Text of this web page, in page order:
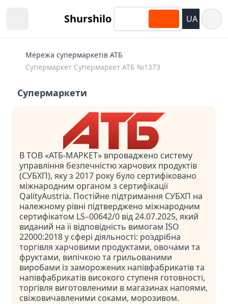
Shurshilo UA
Мережа супермаркетів АТБ
Супермаркет Супермаркет АТБ №1373
Супермаркети
В ТОВ «АТБ-МАРКЕТ» впроваджено систему
управління безпечністю харчових продуктів
(СУБХП), яку з 2017 року було сертифіковано
міжнародним органом з сертифікації
QalityAustria. Постійне підтримання СУБХП на
належному рівні підтверджено міжнародним
сертифікатом LS–00642/0 від 24.07.2025, який
виданий на її відповідність вимогам ISO
22000:2018 у сфері діяльності: роздрібна
торгівля харчовими продуктами, овочами та
фруктами, випічкою та грильованими
виробами із заморожених напівфабрикатів та
напівфабрикатів високого ступеня готовності,
торгівля виготовленими в магазинах напоями,
свіжовичавленими соками, морозивом.